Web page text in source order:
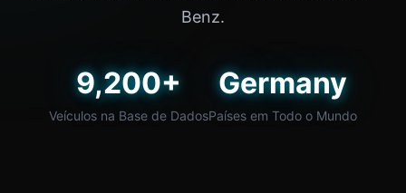
Benz.
9,200+
Veículos na Base de Dados
Germany
Países em Todo o Mundo